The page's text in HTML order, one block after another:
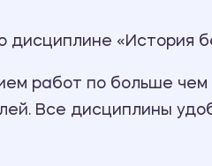
«История
работ по больше чем
Все дисциплины